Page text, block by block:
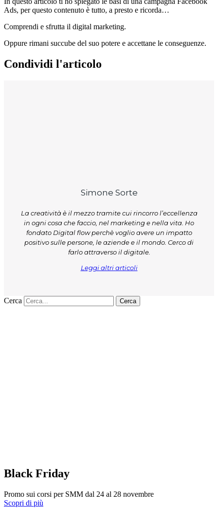
Ads, per questo contenuto è tutto, a presto e ricorda…
Comprendi e sfrutta il digital marketing.
Oppure rimani succube del suo potere e accettane le conseguenze.
Condividi l'articolo
Simone Sorte
La creatività è il mezzo tramite cui rincorro l’eccellenza
in ogni cosa che faccio, nel marketing e nella vita. Ho
fondato Digital flow perchè voglio avere un impatto
positivo sulle persone, le aziende e il mondo. Cerco di
farlo attraverso il digitale.
Leggi altri articoli
Cerca Cerca
Black Friday
Promo sui corsi per SMM dal 24 al 28 novembre
Scopri di più